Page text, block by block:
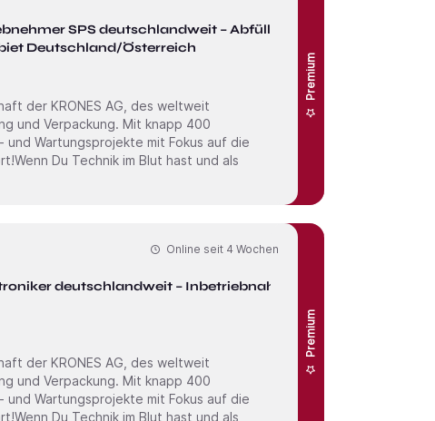
SPS deutschlandweit – Abfüll- &
Deutschland/Österreich
Premium
der KRONES AG, des weltweit
und Verpackung. Mit knapp 400
Wartungs­projekte mit Fokus auf die
deutschlandweit – Inbetriebnahme
Premium
Online seit 4 Wochen
der KRONES AG, des weltweit
und Verpackung. Mit knapp 400
Wartungs­projekte mit Fokus auf die